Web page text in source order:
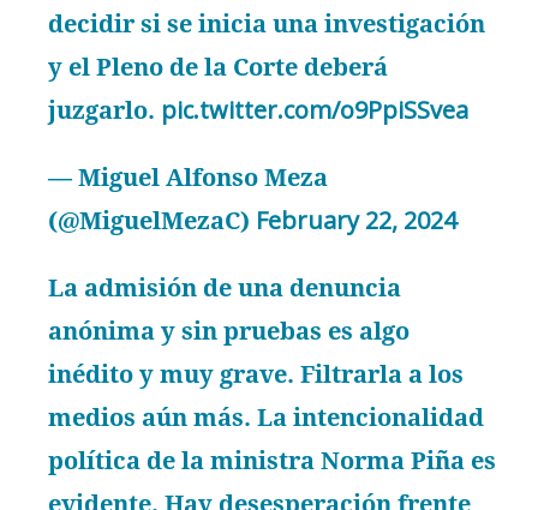
decidir si se inicia una investigación
y el Pleno de la Corte deberá
juzgarlo. pic.twitter.com/o9PpiSSvea
— Miguel Alfonso Meza
(@MiguelMezaC) February 22, 2024
La admisión de una denuncia
anónima y sin pruebas es algo
inédito y muy grave. Filtrarla a los
medios aún más. La intencionalidad
política de la ministra Norma Piña es
evidente. Hay desesperación frente